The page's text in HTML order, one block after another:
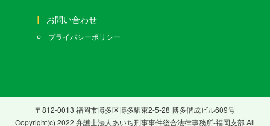
お問い合わせ
プライバシーポリシー
〒812-0013 福岡市博多区博多駅東2-5-28 博多偕成ビル609号
Copyright(c) 2022 弁護士法人あいち刑事事件総合法律事務所-福岡支部 All